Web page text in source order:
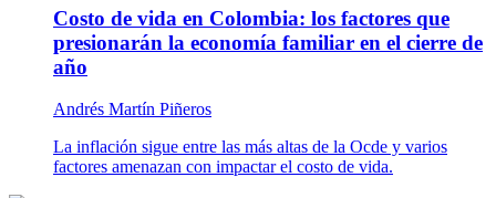
Costo de vida en Colombia: los factores que
presionarán la economía familiar en el cierre de
año
Andrés Martín Piñeros
La inflación sigue entre las más altas de la Ocde y varios
factores amenazan con impactar el costo de vida.